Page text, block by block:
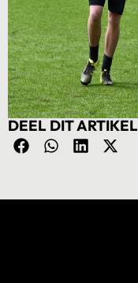
DEEL DIT ARTIKEL